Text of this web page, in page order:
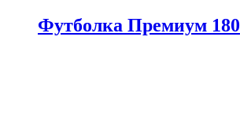
Футболка Премиум 180